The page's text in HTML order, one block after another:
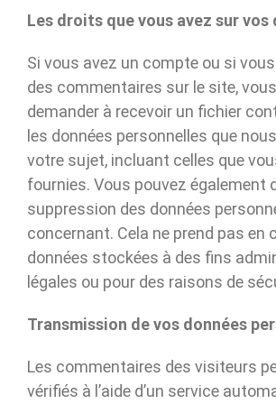
Les droits que vous avez sur vos
Si vous avez un compte ou si
des commentaires sur le site,
demander à recevoir un fichier
les données personnelles que
votre sujet, incluant celles que
fournies. Vous pouvez également
suppression des données
concernant. Cela ne prend pas en
données stockées à des fins
légales ou pour des raisons de
Transmission de vos données
Les commentaires des visiteurs
vérifiés à l’aide d’un service